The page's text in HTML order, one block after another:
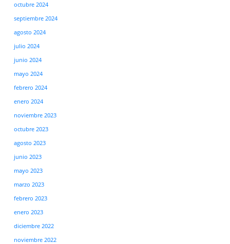
octubre 2024
septiembre 2024
agosto 2024
julio 2024
junio 2024
mayo 2024
febrero 2024
enero 2024
noviembre 2023
octubre 2023
agosto 2023
junio 2023
mayo 2023
marzo 2023
febrero 2023
enero 2023
diciembre 2022
noviembre 2022